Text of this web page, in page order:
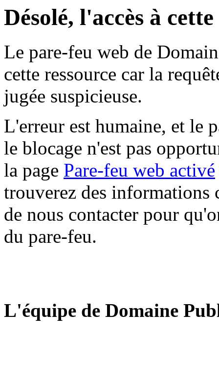
Désolé, l'accès à
Le pare-feu web de
cette ressource car la
jugée suspicieuse.
L'erreur est humaine, et le
le blocage n'est pas
la page Pare-feu web activé
trouverez des informations
de nous contacter pour
du pare-feu.
L'équipe de Domaine